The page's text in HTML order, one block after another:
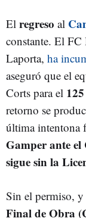
El regreso al
constante. El FC
Laporta, ha
aseguró que el
Corts para el
retorno se
última intentona
Gamper ante el
sigue sin la
Sin el permiso, y
Final de Obra